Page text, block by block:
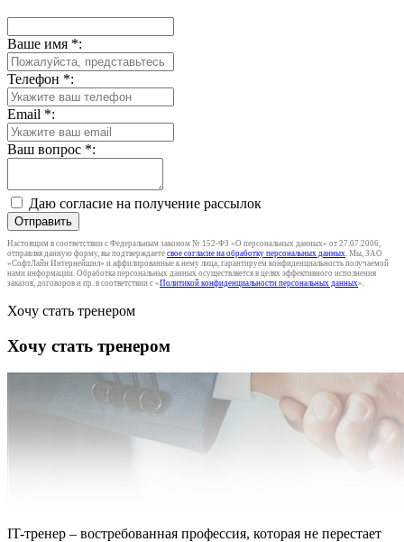
Ваше имя *:
Телефон *:
Email *:
Ваш вопрос *:
Даю согласие на получение рассылок
Отправить
Настоящим в соответствии с Федеральным законом № 152-ФЗ «О персональных данных» от 27.07.2006,
отправляя данную форму, вы подтверждаете свое согласие на обработку персональных данных . Мы, ЗАО
«СофтЛайн Интернейшнл» и аффилированные к нему лица, гарантируем конфиденциальность получаемой
нами информации. Обработка персональных данных осуществляется в целях эффективного исполнения
заказов, договоров и пр. в соответствии с «Политикой конфиденциальности персональных данных».
Хочу стать тренером
Хочу стать тренером
IT-тренер – востребованная профессия, которая не перестает